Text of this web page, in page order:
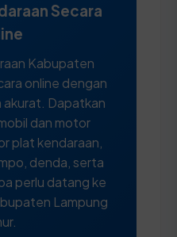
Secara
Kabupaten
online dengan
akurat. Dapatkan
dan motor
plat kendaraan,
denda, serta
perlu datang ke
Lampung